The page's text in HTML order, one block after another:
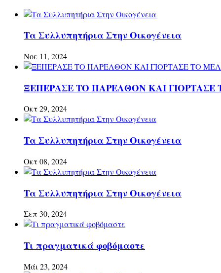
Τα Συλλυπητήρια Στην Οικογένεια
Νοε 11, 2024
ΞΕΠΕΡΑΣΕ ΤΟ ΠΑΡΕΛΘΟΝ ΚΑΙ
Οκτ 29, 2024
Τα Συλλυπητήρια Στην Οικογένεια
Οκτ 08, 2024
Τα Συλλυπητήρια Στην Οικογένεια
Σεπ 30, 2024
Τι πραγματικά φοβόμαστε
Μάι 23, 2024